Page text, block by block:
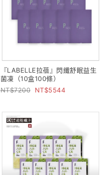
『LABELLE拉蓓』閃纖舒眠益生
菌凍（10盒100條）
7200
5544